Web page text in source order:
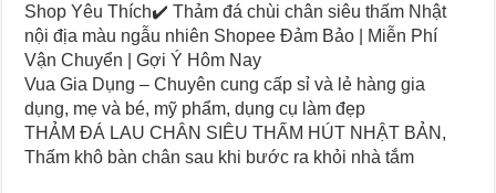
Shop Yêu Thích✔️ Thảm đá chùi chân siêu thấm Nhật
nội địa màu ngẫu nhiên Shopee Đảm Bảo | Miễn Phí
Vận Chuyển | Gợi Ý Hôm Nay
Vua Gia Dụng – Chuyên cung cấp sỉ và lẻ hàng gia
dụng, mẹ và bé, mỹ phẩm, dụng cụ làm đẹp
THẢM ĐÁ LAU CHÂN SIÊU THẤM HÚT NHẬT BẢN,
Thấm khô bàn chân sau khi bước ra khỏi nhà tắm